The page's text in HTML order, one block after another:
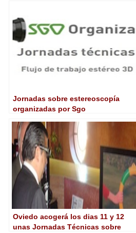
Jornadas sobre estereoscopía
organizadas por Sgo
Oviedo acogerá los dias 11 y 12
unas Jornadas Técnicas sobre